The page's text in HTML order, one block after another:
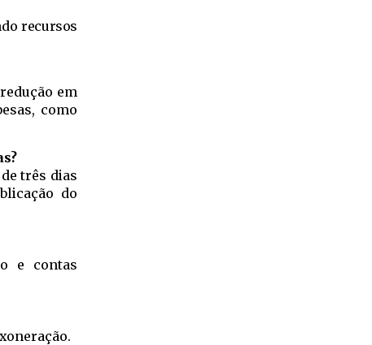
recursos
em
como
três dias
do
e contas